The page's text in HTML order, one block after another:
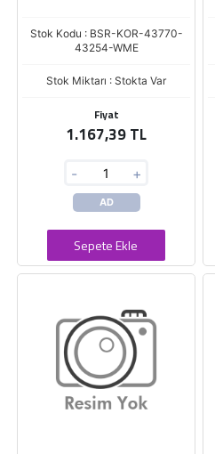
Stok Kodu : BSR-KOR-43770-
43254-WME
Stok Miktarı : Stokta Var
Fiyat
1.167,39 TL
- +
AD
Sepete Ekle